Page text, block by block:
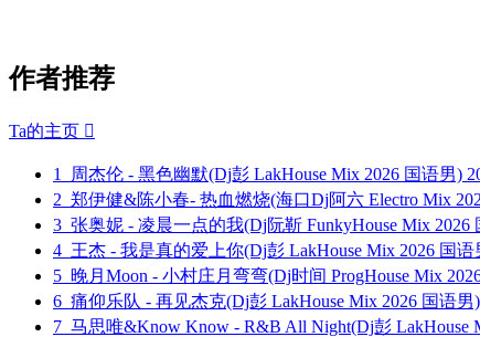
作者推荐
Ta的主页 
1 周杰伦 - 黑色幽默(Dj彭 LakHouse Mix 2026 国语男)
2 郑伊健&陈小春- 热血燃烧(海口Dj阿六 Electro Mix
3 张奥妮 - 凌晨一点的我(Dj阮靳 FunkyHouse Mix 2026
4 王杰 - 我是真的爱上你(Dj彭 LakHouse Mix 2026 国语
5 晚月Moon - 小村庄月弯弯(Dj时间 ProgHouse Mix
6 痛仰乐队 - 再见杰克(Dj彭 LakHouse Mix 2026 国语男)
7 马思唯&Know Know - R&B All Night(Dj彭 LakHouse